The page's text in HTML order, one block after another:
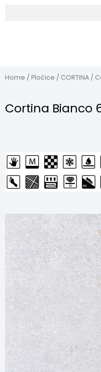
Home / Pločice / CORTINA /
Cortina Bianco